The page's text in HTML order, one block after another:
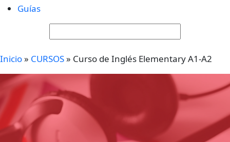
Guías
Inicio» CURSOS» Curso de Inglés Elementary A1-A2